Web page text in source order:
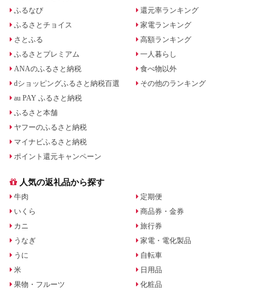
ふるなび
ふるさとチョイス
さとふる
ふるさとプレミアム
ANAのふるさと納税
dショッピングふるさと納税百選
au PAY ふるさと納税
ふるさと本舗
ヤフーのふるさと納税
マイナビふるさと納税
ポイント還元キャンペーン
還元率ランキング
家電ランキング
高額ランキング
一人暮らし
食べ物以外
その他のランキング
人気の返礼品から探す
牛肉
いくら
カニ
うなぎ
うに
米
果物・フルーツ
定期便
商品券・金券
旅行券
家電・電化製品
自転車
日用品
化粧品